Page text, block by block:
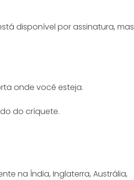
disponível por assinatura, mas
onde você esteja.
do críquete.
na Índia, Inglaterra, Austrália,